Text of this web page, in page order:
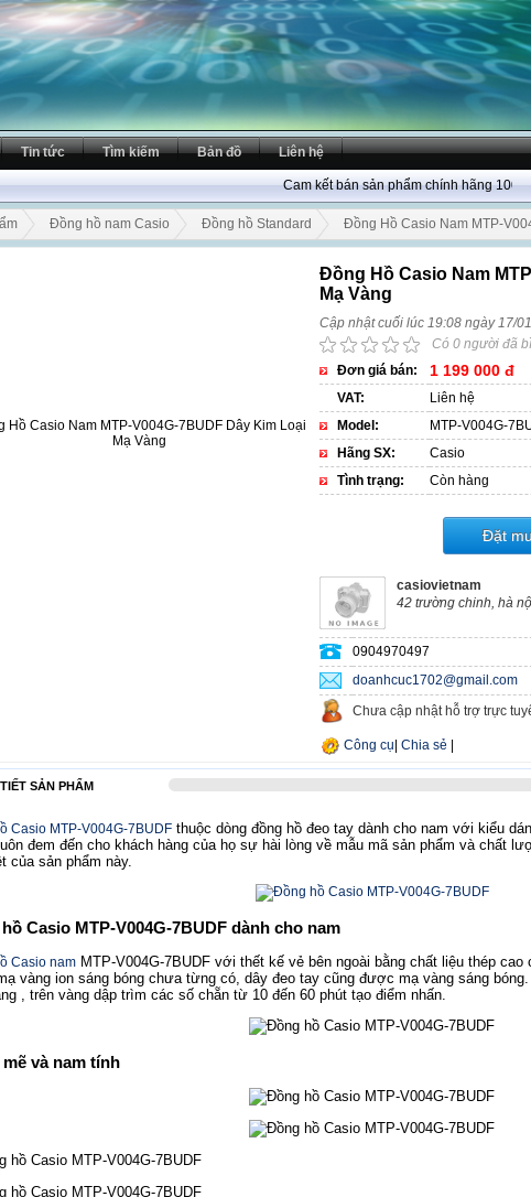
Tin tức Tìm kiếm Bản đồ Liên hệ
Cam kết bán sản phẩm chính hãng 100%
Đồng hồ nam Casio Đồng hồ Standard Đồng Hồ Casio Nam MTP-
Đồng Hồ Casio Nam
Mạ Vàng
Cập nhật cuối lúc 19:08 ngày 17/
Có 0 người đã
Đơn giá bán:
1 199 000 đ
VAT:
Liên hệ
Model:
MTP-V004G-
Hãng SX:
Casio
Tình trạng:
Còn hàng
Đặt
casiovietnam
42 trường chinh, hà
0904970497
doanhcuc1702@gmail.com
Chưa cập nhật hỗ trợ trực
Chia sẻ
Công cụ
SẢN PHẨM
Casio MTP-V004G-7BUDF thuộc dòng đồng hồ đeo tay dành cho nam với kiểu
đem đến cho khách hàng của họ sự hài lòng về mẫu mã sản phẩm và chất
của sản phẩm này.
Casio MTP-V004G-7BUDF dành cho nam
Casio nam MTP-V004G-7BUDF với thết kế vẻ bên ngoài bằng chất liệu thép
vàng ion sáng bóng chưa từng có, dây đeo tay cũng được mạ vàng sáng
, trên vàng dập trìm các số chẵn từ 10 đến 60 phút tạo điểm nhấn.
mẽ và nam tính